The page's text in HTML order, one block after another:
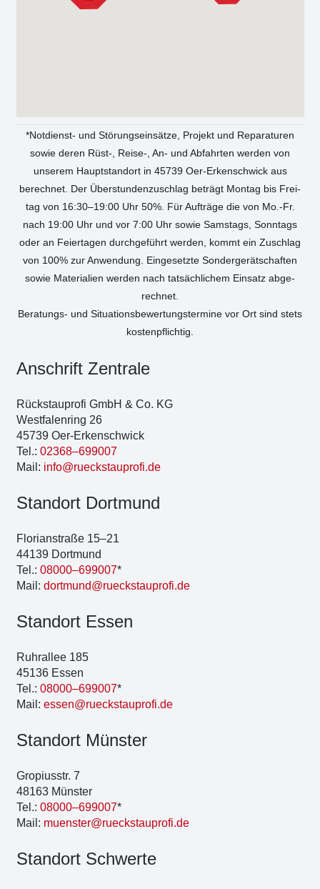
*Not­dienst- und Stö­rungs­ein­sät­ze, Pro­jekt und Repa­ra­tu­ren
sowie deren Rüst‑, Reise‑, An- und Abfahr­ten wer­den von
unse­rem Haupt­stand­ort in 45739 Oer-Erken­sch­wick aus
berech­net. Der Über­stun­den­zu­schlag beträgt Mon­tag bis Frei­
tag von 16:30–19:00 Uhr 50%. Für Auf­trä­ge die von Mo.-Fr.
nach 19:00 Uhr und vor 7:00 Uhr sowie Sams­tags, Sonn­tags
oder an Fei­er­ta­gen durch­ge­führt wer­den, kommt ein Zuschlag
von 100% zur Anwen­dung. Ein­ge­setz­te Son­der­ge­rät­schaf­ten
sowie Mate­ria­li­en wer­den nach tat­säch­li­chem Ein­satz abge­
rech­net.
Bera­tungs- und Situa­ti­ons­be­wer­tungs­ter­mi­ne vor Ort sind stets
kos­ten­pflich­tig.
Anschrift Zen­tra­le
Rück­stau­pro­fi GmbH & Co. KG
West­fa­len­ring 26
45739 Oer-Erken­sch­wick
Tel.: 02368–699007
Mail: info@rueckstauprofi.de
Stand­ort Dort­mund
Flo­ri­an­stra­ße 15–21
44139 Dort­mund
Tel.: 08000–699007*
Mail: dortmund@rueckstauprofi.de
Stand­ort Essen
Ruhr­al­lee 185
45136 Essen
Tel.: 08000–699007*
Mail: essen@rueckstauprofi.de
Stand­ort Müns­ter
Gro­pi­us­str. 7
48163 Müns­ter
Tel.: 08000–699007*
Mail: muenster@rueckstauprofi.de
Stand­ort Schwer­te